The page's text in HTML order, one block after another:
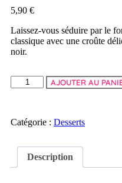
5,90 €
Laissez-vous séduire par le
classique avec une croûte
noir.
AJOUTER AU
Catégorie : Desserts
Description